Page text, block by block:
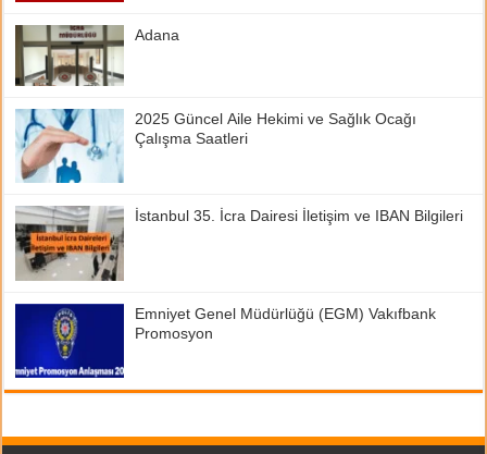
Adana
2025 Güncel Aile Hekimi ve Sağlık Ocağı
Çalışma Saatleri
İstanbul 35. İcra Dairesi İletişim ve IBAN Bilgileri
Emniyet Genel Müdürlüğü (EGM) Vakıfbank
Promosyon